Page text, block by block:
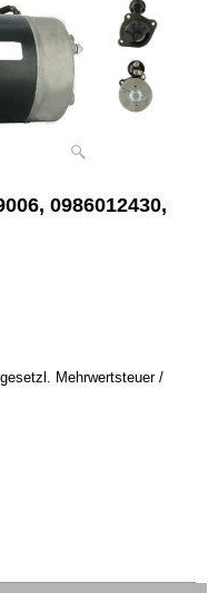
0986012430,
Mehrwertsteuer /